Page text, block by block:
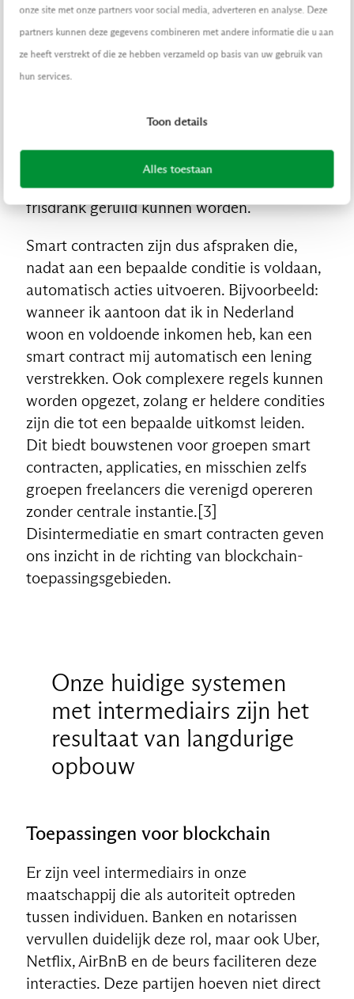
onze site met onze partners voor social media, adverteren en analyse. Deze
partners kunnen deze gegevens combineren met andere informatie die u aan
ze heeft verstrekt of die ze hebben verzameld op basis van uw gebruik van
hun services.
Toon details
Alles toestaan
mogelijk.
Smart contracten lijken op de wijze hoe we
omgaan met een frisdrankautomaat. Als ik
automaat stop, dan krijg ik automatisch de
geen andere instantie voor nodig; iemand
heeft het zo geprogrammeerd dat geld en
frisdrank geruild kunnen worden.
Smart contracten zijn dus afspraken die,
nadat aan een bepaalde conditie is voldaan,
automatisch acties uitvoeren. Bijvoorbeeld:
wanneer ik aantoon dat ik in Nederland
woon en voldoende inkomen heb, kan een
smart contract mij automatisch een lening
verstrekken. Ook complexere regels kunnen
worden opgezet, zolang er heldere condities
zijn die tot een bepaalde uitkomst leiden.
Dit biedt bouwstenen voor groepen smart
contracten, applicaties, en misschien zelfs
groepen freelancers die verenigd opereren
zonder centrale instantie.[3]
Disintermediatie en smart contracten geven
ons inzicht in de richting van blockchain-
toepassingsgebieden.
Onze huidige systemen
met intermediairs zijn het
resultaat van langdurige
opbouw
Toepassingen voor blockchain
Er zijn veel intermediairs in onze
maatschappij die als autoriteit optreden
tussen individuen. Banken en notarissen
vervullen duidelijk deze rol, maar ook Uber,
Netflix, AirBnB en de beurs faciliteren deze
interacties. Deze partijen hoeven niet direct